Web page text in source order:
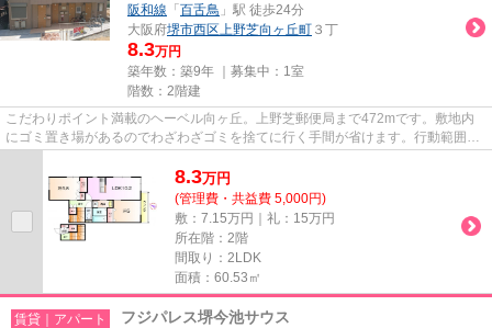
阪和線 「 百舌鳥 」駅 徒歩24分
大阪府堺市西区上野芝向ヶ丘町 ３丁
8.3万円
築年数：築9年 ｜募集中： 1室
階数：2階建
こだわりポイント満載のヘーベル向ヶ丘。上野芝郵便局まで472mです。敷地内
にゴミ置き場があるのでわざわざゴミを捨てに行く手間が省けます。行動範囲を
8.3万円
(管理費・共益費 5,000円)
敷：7.15万円｜礼：15万円
所在階：2階
間取り：2LDK
面積：60.53㎡
賃貸｜アパート フジパレス堺今池サウス